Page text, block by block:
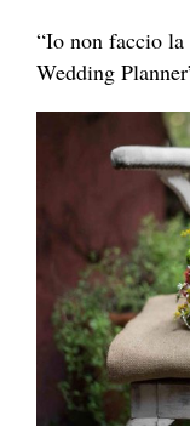
“Io non faccio la
Wedding